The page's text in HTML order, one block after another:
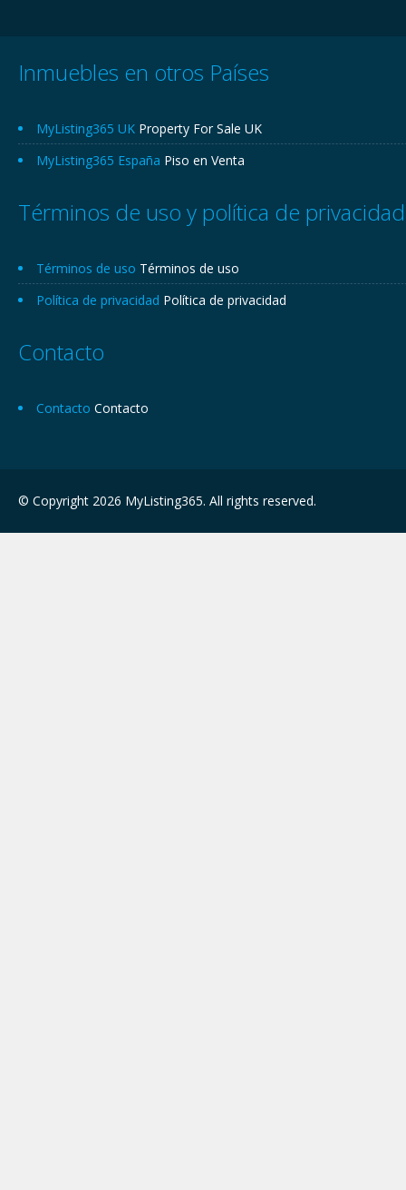
Inmuebles en otros Países
MyListing365 UK Property For Sale UK
MyListing365 España Piso en Venta
Términos de uso y política de privacidad
Términos de uso Términos de uso
Política de privacidad Política de privacidad
Contacto
Contacto Contacto
© Copyright 2026 MyListing365. All rights reserved.